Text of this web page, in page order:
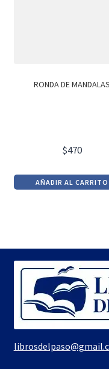
RONDA DE MANDALAS
$470
AÑADIR AL CARRITO